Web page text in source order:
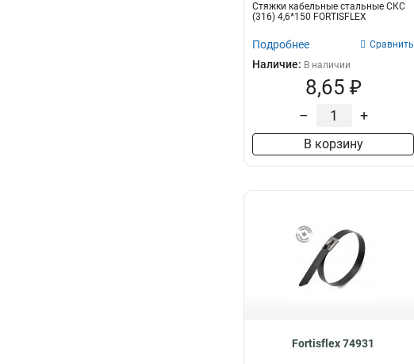
Стяжки кабельные стальные СКС
(316) 4,6*150 FORTISFLEX
Подробнее Сравнить
Наличие: В наличии
8,65 ₽
– +
В корзину
Fortisflex 74931